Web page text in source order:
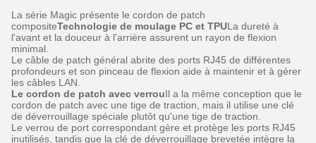
La série Magic présente le cordon de patch
compositeTechnologie de moulage PC et TPULa dureté à
l'avant et la douceur à l'arrière assurent un rayon de flexion
minimal.
Le câble de patch général abrite des ports RJ45 de différentes
profondeurs et son pinceau de flexion aide à maintenir et à gérer
les câbles LAN.
Le cordon de patch avec verrouIl a la même conception que le
cordon de patch avec une tige de traction, mais il utilise une clé
de déverrouillage spéciale plutôt qu'une tige de traction.
Le verrou de port correspondant gère et protège les ports RJ45
inutilisés, tandis que la clé de déverrouillage brevetée intègre la